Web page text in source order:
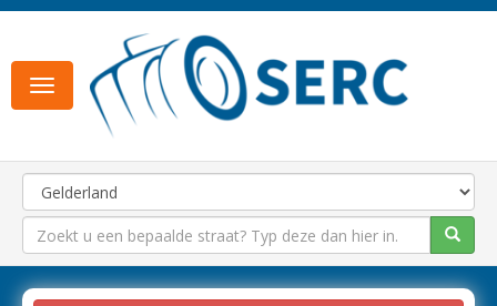
Toggle
navigation